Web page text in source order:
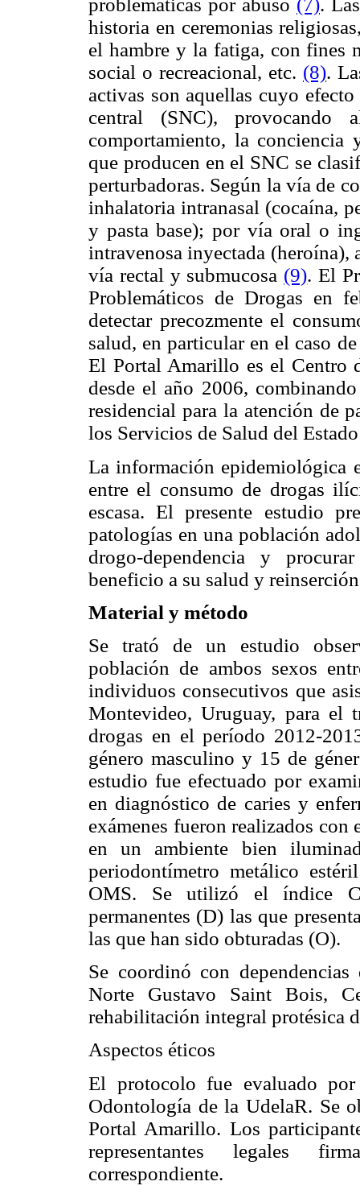
problemáticas por abuso (7).
historia en ceremonias
el hambre y la fatiga, con fines
social o recreacional, etc. (8).
activas son aquellas cuyo
central (SNC), provocando
comportamiento, la conciencia
que producen en el SNC se
perturbadoras. Según la vía de
inhalatoria intranasal (cocaína,
y pasta base); por vía oral o
intravenosa inyectada (heroína),
vía rectal y submucosa (9). El
Problemáticos de Drogas en
detectar precozmente el
salud, en particular en el caso
El Portal Amarillo es el Centro
desde el año 2006,
residencial para la atención de
los Servicios de Salud del
La información epidemiológica
entre el consumo de drogas
escasa. El presente estudio
patologías en una población
drogo-dependencia y
beneficio a su salud y
Material y método
Se trató de un estudio
población de ambos sexos
individuos consecutivos que
Montevideo, Uruguay, para el
drogas en el período 2012-
género masculino y 15 de
estudio fue efectuado por
en diagnóstico de caries y
exámenes fueron realizados
en un ambiente bien
periodontímetro metálico
OMS. Se utilizó el índice
permanentes (D) las que
las que han sido obturadas (O).
Se coordinó con
Norte Gustavo Saint Bois,
rehabilitación integral protésica
Aspectos éticos
El protocolo fue evaluado
Odontología de la UdelaR. Se
Portal Amarillo. Los
representantes legales
correspondiente.